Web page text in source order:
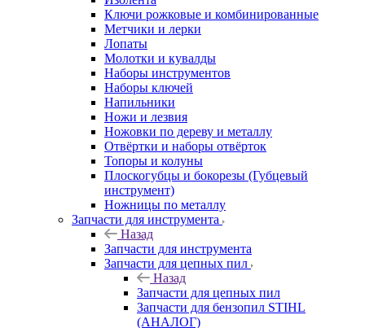
Ключи рожковые и комбинированные
Метчики и лерки
Лопаты
Молотки и кувалды
Наборы инструментов
Наборы ключей
Напильники
Ножи и лезвия
Ножовки по дереву и металлу
Отвёртки и наборы отвёрток
Топоры и колуны
Плоскогубцы и бокорезы (Губцевый
инструмент)
Ножницы по металлу
Запчасти для инструмента
Назад
Запчасти для инструмента
Запчасти для цепных пил
Назад
Запчасти для цепных пил
Запчасти для бензопил STIHL
(АНАЛОГ)